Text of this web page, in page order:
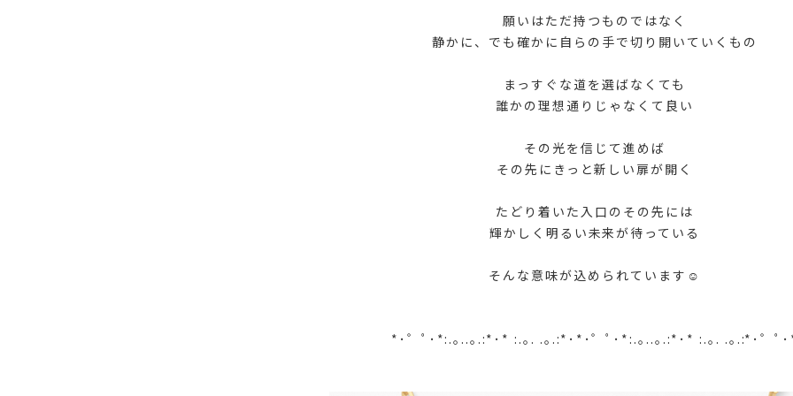
願いはただ持つものではなく
静かに、でも確かに自らの手で切り開いていくもの
まっすぐな道を選ばなくても
誰かの理想通りじゃなくて良い
その光を信じて進めば
その先にきっと新しい扉が開く
たどり着いた入口のその先には
輝かしく明るい未来が待っている
そんな意味が込められています☺️
*･゜ﾟ･*:.｡..｡.:*･* :.｡. .｡.:*･*･゜ﾟ･*:.｡..｡.:*･* :.｡. .｡.:*･゜ﾟ